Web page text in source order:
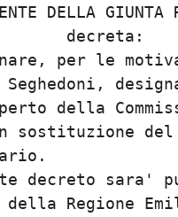
DELLA GIUNTA
per le
Seghedoni,
della
sostituzione
decreto sara'
Regione